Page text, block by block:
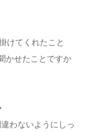
けてくれたこと
かせたことですか
わないようにしっ